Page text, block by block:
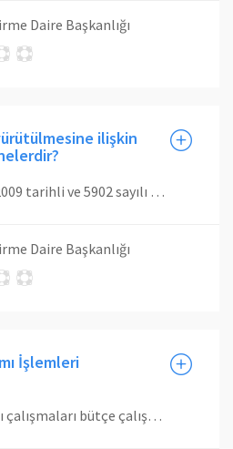
Daire Başkanlığı
ilişkin
UDAP projeleri 29/5/2009 tarihli ve 5902 sayılı Afet ve Acil Durum Yönetimi Başkanlığının Teşkilat ve Görevleri Hakkındaki Kanunun 3, 5, 12, 16 ve 17 nci maddelerine dayanılarak hazırlanan 27.04.2012 tarih ve 28276 sayılı Resmi Gazetede yayımlanan “Ulusal Deprem Araştırma Programı Proje Destekleme Esaslarına Dair Yönetlemelik” ile yürütülmektedir.
Daire Başkanlığı
İşlemleri
Performans programı çalışmaları bütçe çalışmaları ile başlar. Üniversitemiz Stratejik Planında yer alan Amaç ve Hedeflere uygun olarak o yıl gerçekleştirilecek Performans Hedefleri belirlenir. Üniversite birimlerine yazı ve şablon gönderilerek Üniversite Performans Programında yer verilecek bilgilere ilişkin tabloların doldurulması istenir. Birimlerden gelen bilgiler doğrultusunda Üniversite Performans Hedefleri ve Göstergeleri kesinleştirilir. Performans hedeflerinden sorumlu olan birimler belirlenir. Birim bütçeleri göz önüne alarak her performans hedefinin maliyeti hesaplanır. Performans Programının son düzenlemeleri yapılarak konsolide hale getirilir ve Rektörlük Makamının onayına sunulur. Performans Programı Merkezi Yönetim Bütçe Kanun Tasarısının Türkiye Büyük Millet Meclisi’ne sunulmasını müteakiben tasarıda yer alan büyüklüklere göre revize edilir, Üniversite bütçe tasarısının görüşülmesinden en geç üç gün önce Plan ve Bütçe Komisyonu’nun bilgisine sunulur. Son hali verilen Performans Programı Maliye Bakanlığı ve Kalkınma Bakanlığı’na gönderilir ve Üniversite internet sayfasından kamuoyuna duyurulur.